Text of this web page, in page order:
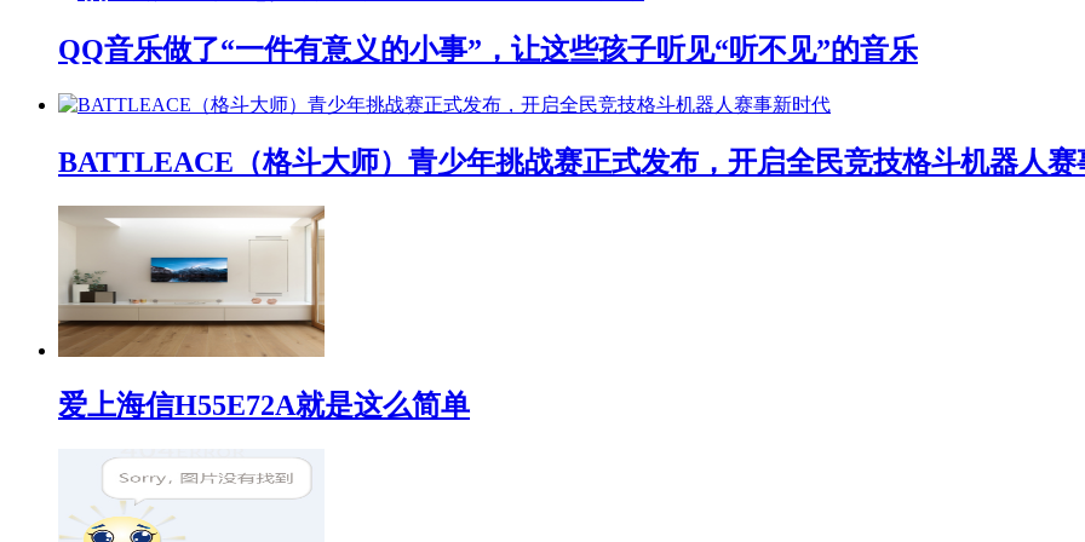
QQ音乐做了“一件有意义的小事”，让这些孩子听见“听不见”的音乐
BATTLEACE（格斗大师）青少年挑战赛正式发布，开启全民竞技格斗机器人赛
爱上海信H55E72A就是这么简单